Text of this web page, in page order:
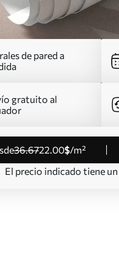
de pared a
gratuito al
36.6722.00$/m²
El precio indicado tiene un